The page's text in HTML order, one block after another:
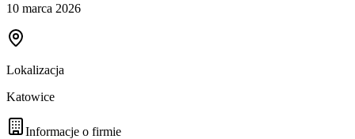
10 marca 2026
Lokalizacja
Katowice
Informacje o firmie